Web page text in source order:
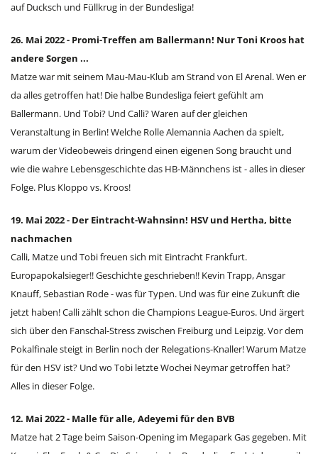
auf Ducksch und Füllkrug in der Bundesliga!
26. Mai 2022 - Promi-Treffen am Ballermann! Nur Toni Kroos hat
andere Sorgen ...
Matze war mit seinem Mau-Mau-Klub am Strand von El Arenal. Wen er
da alles getroffen hat! Die halbe Bundesliga feiert gefühlt am
Ballermann. Und Tobi? Und Calli? Waren auf der gleichen
Veranstaltung in Berlin! Welche Rolle Alemannia Aachen da spielt,
warum der Videobeweis dringend einen eigenen Song braucht und
wie die wahre Lebensgeschichte das HB-Männchens ist - alles in dieser
Folge. Plus Kloppo vs. Kroos!
19. Mai 2022 - Der Eintracht-Wahnsinn! HSV und Hertha, bitte
nachmachen
Calli, Matze und Tobi freuen sich mit Eintracht Frankfurt.
Europapokalsieger!! Geschichte geschrieben!! Kevin Trapp, Ansgar
Knauff, Sebastian Rode - was für Typen. Und was für eine Zukunft die
jetzt haben! Calli zählt schon die Champions League-Euros. Und ärgert
sich über den Fanschal-Stress zwischen Freiburg und Leipzig. Vor dem
Pokalfinale steigt in Berlin noch der Relegations-Knaller! Warum Matze
für den HSV ist? Und wo Tobi letzte Wochei Neymar getroffen hat?
Alles in dieser Folge.
12. Mai 2022 - Malle für alle, Adeyemi für den BVB
Matze hat 2 Tage beim Saison-Opening im Megapark Gas gegeben. Mit